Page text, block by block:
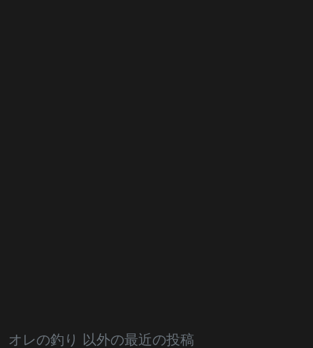
オレの釣り 以外の最近の投稿